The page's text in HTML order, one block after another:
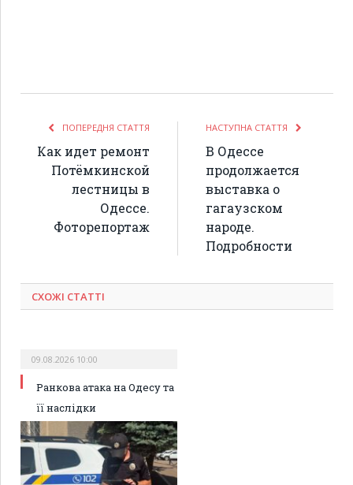
ПОПЕРЕДНЯ СТАТТЯ
Как идет ремонт
Потёмкинской
лестницы в
Одессе.
Фоторепортаж
НАСТУПНА СТАТТЯ
В Одессе
продолжается
выставка о
гагаузском
народе.
Подробности
СХОЖІ СТАТТІ
09.08.2026 10:00
Ранкова атака на Одесу та
її наслідки